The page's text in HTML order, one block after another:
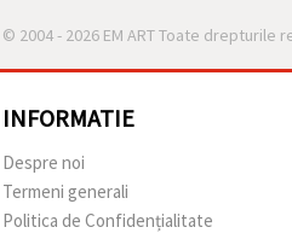
© 2004 - 2026 EM ART Toate drepturile
INFORMATIE
Despre noi
Termeni generali
Politica de Confidențialitate